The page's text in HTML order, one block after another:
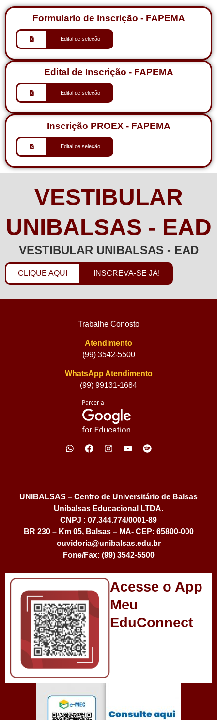
Formulario de inscrição - FAPEMA
Edital de seleção
Edital de Inscrição - FAPEMA
Edital de seleção
Inscrição PROEX - FAPEMA
Edital de seleção
VESTIBULAR
UNIBALSAS - EAD
VESTIBULAR UNIBALSAS - EAD
CLIQUE AQUI INSCREVA-SE JÁ!
Trabalhe Conosto
Atendimento
(99) 3542-5500
WhatsApp Atendimento
(99) 99131-1684
UNIBALSAS – Centro de Universitário de Balsas
Unibalsas Educacional LTDA.
CNPJ : 07.344.774/0001-89
BR 230 – Km 05, Balsas – MA- CEP: 65800-000
ouvidoria@unibalsas.edu.br
Fone/Fax: (99) 3542-5500
Acesse o App
Meu
EduConnect